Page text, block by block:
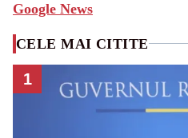
Google News
CELE MAI CITITE
1